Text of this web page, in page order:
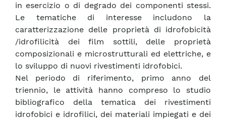
in esercizio o di degrado dei componenti stessi.
Le tematiche di interesse includono la
caratterizzazione delle proprietà di idrofobicità
/idrofilicità dei film sottili, delle proprietà
composizionali e microstrutturali ed elettriche, e
lo sviluppo di nuovi rivestimenti idrofobici.
Nel periodo di riferimento, primo anno del
triennio, le attività hanno compreso lo studio
bibliografico della tematica dei rivestimenti
idrofobici e idrofilici, dei materiali impiegati e dei